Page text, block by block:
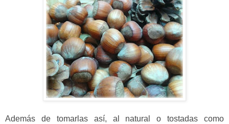
Además de tomarlas así, al natural o tostadas como